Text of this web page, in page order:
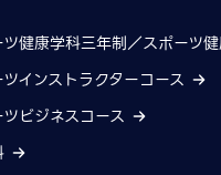
ツ健康学科三年制／スポーツ
インストラクターコース
ビジネスコース